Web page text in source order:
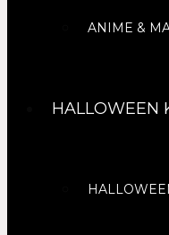
ANIME &
HALLOWEEN